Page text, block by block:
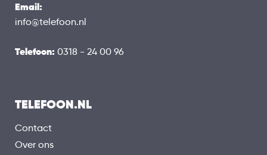
Email:
info@telefoon.nl
Telefoon: 0318 - 24 00 96
TELEFOON.NL
Contact
Over ons